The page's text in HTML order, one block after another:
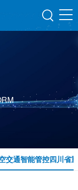
交通智能管控四川省